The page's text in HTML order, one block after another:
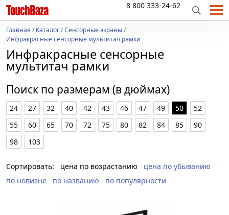
8 800 333-24-62
Главная /Каталог/Сенсорные экраны/
Инфракрасные сенсорные мультитач рамки
Инфракрасные сенсорные
мультитач рамки
Поиск по размерам (в дюймах)
24 27 32 40 42 43 46 47 49 50
52
55
60 65 70 72 75 80 82 84 85
90
98
103
Сортировать: цена по возрастанию
цена по убыванию
по новизне
по названию по популярности